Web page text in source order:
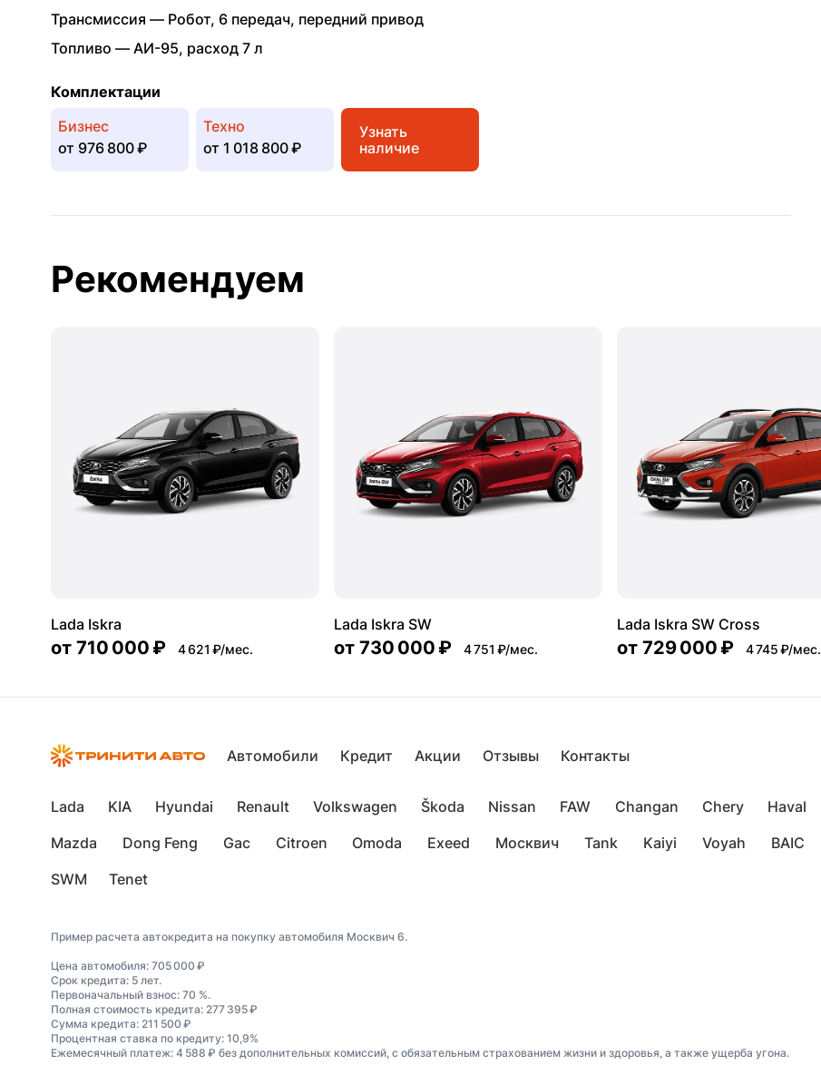
Трансмиссия — Робот, 6 передач, передний привод
Топливо — АИ-95, расход 7 л
Комплектации
Бизнес
от 976 800 ₽
Техно
от 1 018 800 ₽
Узнать
наличие
Рекомендуем
Lada Iskra
от 710 000 ₽ 4 621 ₽/мес.
Lada Iskra SW
от 730 000 ₽ 4 751 ₽/мес.
Lada Iskra SW Cross
от 729 000 ₽ 4 745 ₽/мес.
Автомобили Кредит Акции Отзывы Контакты
Lada KIA Hyundai Renault Volkswagen Škoda Nissan FAW Changan Chery Haval
Mazda
Dong Feng Gac Citroen Omoda Exeed Москвич Tank Kaiyi Voyah BAIC
SWM
Tenet
Пример расчета автокредита на покупку автомобиля Москвич 6.
Цена автомобиля: 705 000 ₽
Срок кредита: 5 лет.
Первоначальный взнос: 70 %.
Полная стоимость кредита: 277 395 ₽
Сумма кредита: 211 500 ₽
Процентная ставка по кредиту: 10,9%
Ежемесячный платеж: 4 588 ₽ без дополнительных комиссий, с обязательным страхованием жизни и здоровья, а также ущерба угона.